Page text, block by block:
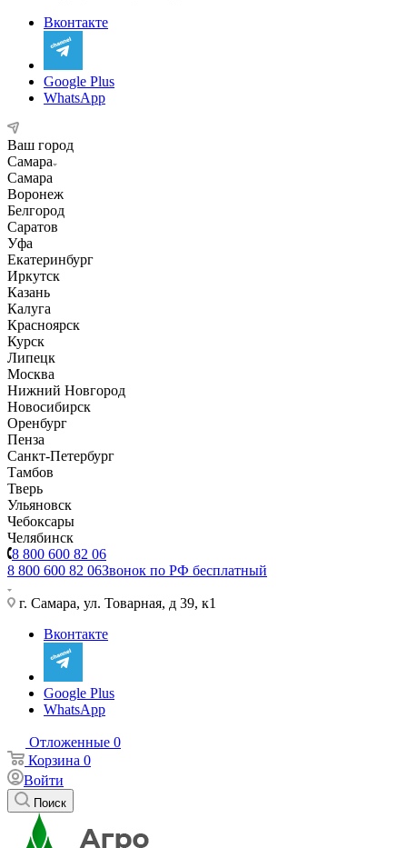
Вконтакте
Google Plus
WhatsApp
Ваш город
Самара
Самара
Воронеж
Белгород
Саратов
Уфа
Екатеринбург
Иркутск
Казань
Калуга
Красноярск
Курск
Липецк
Москва
Нижний Новгород
Новосибирск
Оренбург
Пенза
Санкт-Петербург
Тамбов
Тверь
Ульяновск
Чебоксары
Челябинск
8 800 600 82 06
8 800 600 82 06Звонок по РФ бесплатный
г. Самара, ул. Товарная, д 39, к1
Вконтакте
Google Plus
WhatsApp
Отложенные 0
Корзина 0
Войти
Поиск